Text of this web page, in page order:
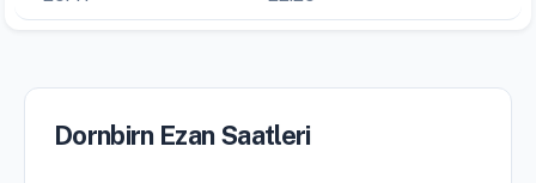
Dornbirn Ezan Saatleri